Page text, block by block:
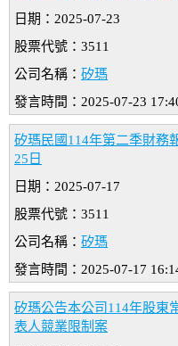
日期：2025-07-23
股票代號：3511
公司名稱： 矽瑪
發言時間：2025-07-23
矽瑪民國114年第二季財務
25日
日期：2025-07-17
股票代號：3511
公司名稱： 矽瑪
發言時間：2025-07-17
矽瑪公告本公司114年股東
表人競業限制案